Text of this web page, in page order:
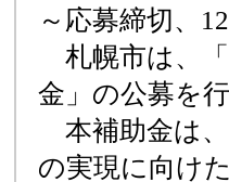
～応募締切、
札幌市は、「
金」の公募を
本補助金は
の実現に向け